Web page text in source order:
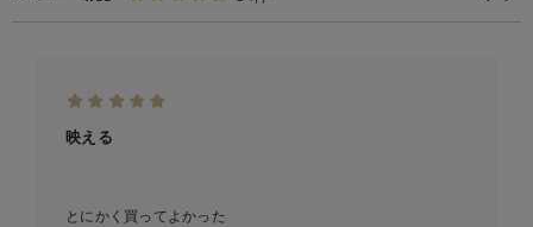
映える
とにかく買ってよかった